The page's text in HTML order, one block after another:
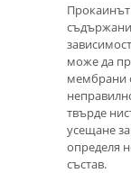
Прокаинът
може да
мембрани
твърде
усещане
определя
състав.